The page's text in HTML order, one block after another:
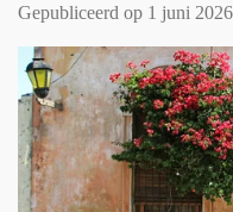
Gepubliceerd op 1 juni